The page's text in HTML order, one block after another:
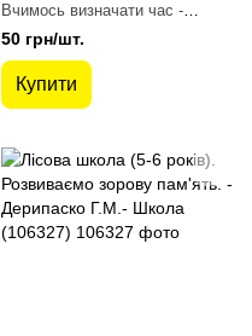
Вчимось визначати час -
Дерипаско Г.М.- Школа
(106330)
50 грн/шт.
Купити